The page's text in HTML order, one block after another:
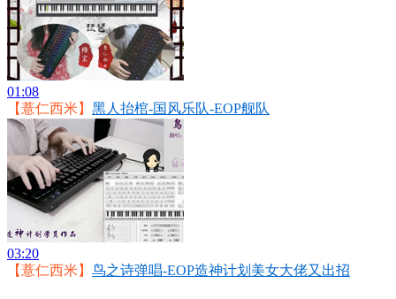
01:08
【薏仁西米】 黑人抬棺-国风乐队-EOP舰队
03:20
【薏仁西米】 鸟之诗弹唱-EOP造神计划美女大佬又出招